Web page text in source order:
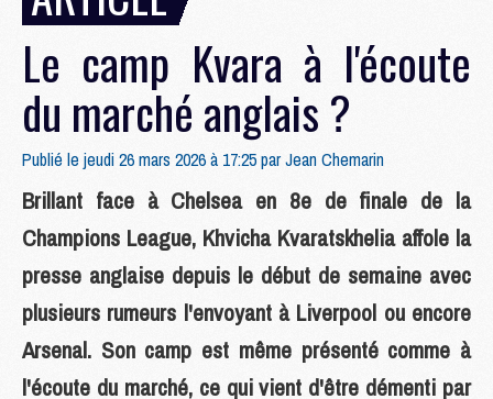
Le camp Kvara à l'écoute
du marché anglais ?
Publié le jeudi 26 mars 2026 à 17:25 parJean Chemarin
Brillant face à Chelsea en 8e de finale de la
Champions League, Khvicha Kvaratskhelia affole la
presse anglaise depuis le début de semaine avec
plusieurs rumeurs l'envoyant à Liverpool ou encore
Arsenal. Son camp est même présenté comme à
l'écoute du marché, ce qui vient d'être démenti par